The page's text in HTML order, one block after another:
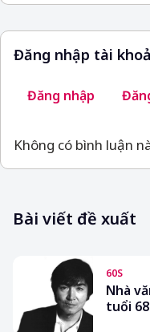
Đăng nhập tài
Đăng nhập
Không có bình luận
Bài viết đề xuất
60S
Nhà
tuổi 68